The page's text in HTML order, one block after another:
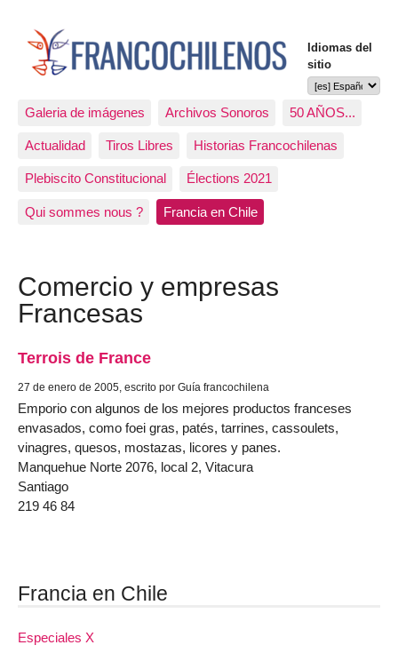
Idiomas del
sitio
Galeria de imágenes Archivos Sonoros 50 AÑOS...
Actualidad Tiros Libres Historias Francochilenas
Plebiscito Constitucional Élections 2021
Qui sommes nous ? Francia en Chile
Comercio y empresas
Francesas
Terrois de France
27 de enero de 2005, escrito por Guía francochilena
Emporio con algunos de los mejores productos franceses
envasados, como foei gras, patés, tarrines, cassoulets,
vinagres, quesos, mostazas, licores y panes.
Manquehue Norte 2076, local 2, Vitacura
Santiago
219 46 84
Francia en Chile
Especiales X